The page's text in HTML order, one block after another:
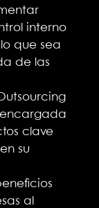
interno
que sea
de las
encargada
clave
su
al